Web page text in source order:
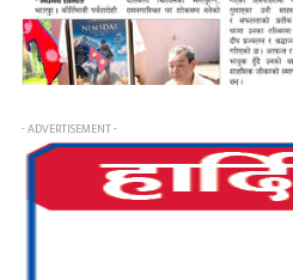
- ADVERTISEMENT -